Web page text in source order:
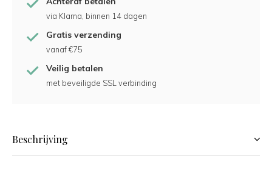
via Klarna, binnen 14 dagen
Gratis verzending
vanaf €75
Veilig betalen
met beveiligde SSL verbinding
Beschrijving